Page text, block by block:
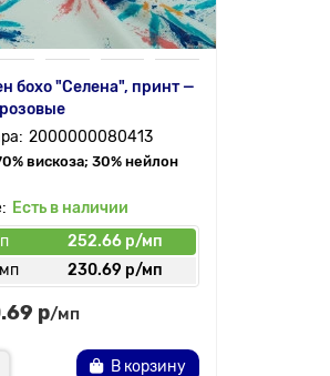
бохо "Селена", принт —
2000000080413
вискоза; 30% нейлон
Есть в наличии
252.66 р/мп
230.69 р/мп
р/мп
В корзину